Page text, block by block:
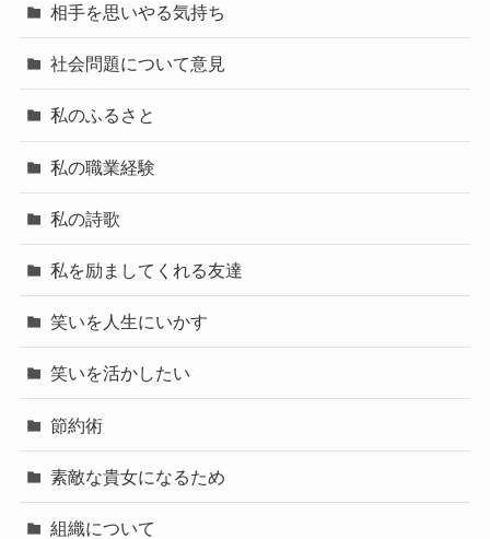
相手を思いやる気持ち
社会問題について意見
私のふるさと
私の職業経験
私の詩歌
私を励ましてくれる友達
笑いを人生にいかす
笑いを活かしたい
節約術
素敵な貴女になるため
組織について